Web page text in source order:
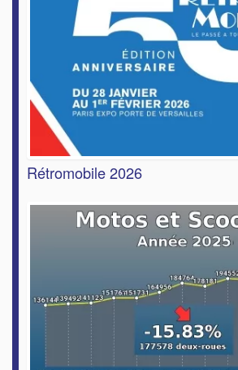
Rétromobile 2026